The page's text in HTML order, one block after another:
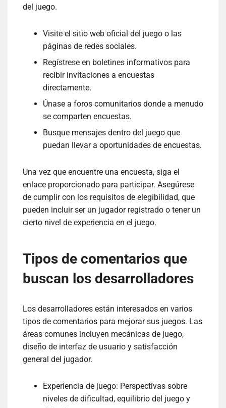
del juego.
Visite el sitio web oficial del juego o las
páginas de redes sociales.
Regístrese en boletines informativos para
recibir invitaciones a encuestas
directamente.
Únase a foros comunitarios donde a menudo
se comparten encuestas.
Busque mensajes dentro del juego que
puedan llevar a oportunidades de encuestas.
Una vez que encuentre una encuesta, siga el
enlace proporcionado para participar. Asegúrese
de cumplir con los requisitos de elegibilidad, que
pueden incluir ser un jugador registrado o tener un
cierto nivel de experiencia en el juego.
Tipos de comentarios que
buscan los desarrolladores
Los desarrolladores están interesados en varios
tipos de comentarios para mejorar sus juegos. Las
áreas comunes incluyen mecánicas de juego,
diseño de interfaz de usuario y satisfacción
general del jugador.
Experiencia de juego: Perspectivas sobre
niveles de dificultad, equilibrio del juego y